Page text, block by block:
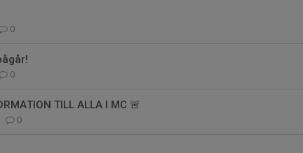
0
0
TILL ALLA I MC 🚨
0